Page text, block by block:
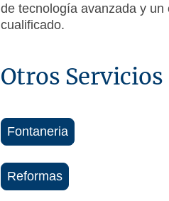
de tecnología avanzada y un
cualificado.
Otros Servicios
Fontaneria
Reformas